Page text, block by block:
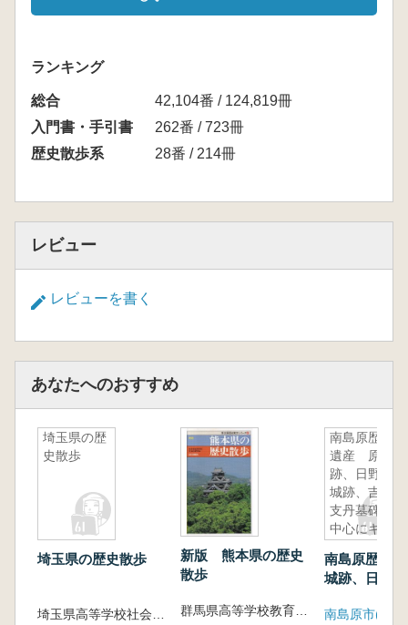
ランキング
総合
42,104番 / 124,819冊
入門書・手引書
262番 / 723冊
歴史散歩系
28番 / 214冊
レビュー
レビューを書く
あなたへのおすすめ
埼玉県の歴
史散歩
埼玉県の歴史散歩
新版 熊本県の歴史
散歩
群馬県高等学校教育研究会歴史部会 編
南島原歴史
遺産 原城
跡、日野江
城跡、吉利
支丹墓碑を
中心にキリ
をたずねて
南島原歴史
城跡、日野
にキリシタ
南島原市(長